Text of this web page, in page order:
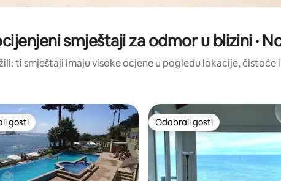
smještaji za odmor u blizini ·
ti smještaji imaju visoke ocjene u pogledu lokacije, čistoće
gosti
gosti Odabrali gosti
Odabrali gosti